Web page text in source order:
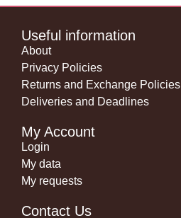
Useful information
About
Privacy Policies
Returns and Exchange Policies
Deliveries and Deadlines
My Account
Login
My data
My requests
Contact Us